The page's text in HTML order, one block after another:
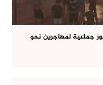
جماعية لمهاجرين نحو